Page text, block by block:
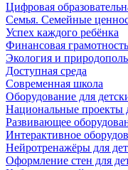
Цифровая
Семья. Семейные
Успех каждого ребёнка
Финансовая грамотность
Экология и
Доступная среда
Современная школа
Оборудование для
Национальные проекты
Развивающее
Интерактивное
Нейротренажёры для
Оформление стен для